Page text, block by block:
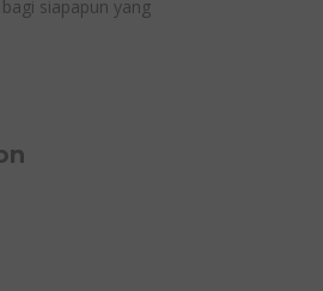
bagi siapapun yang